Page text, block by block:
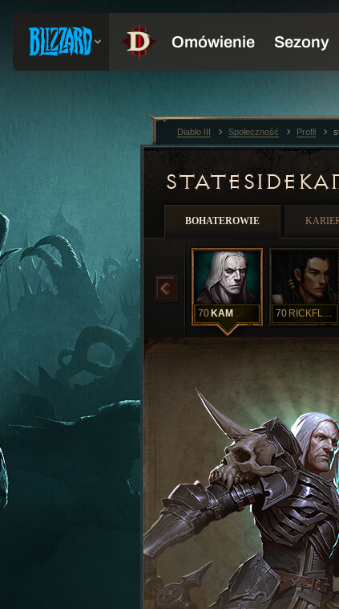
BOHATEROWIE
70 KAM 70 RICKFLOSS
Diablo III Społeczność Profil